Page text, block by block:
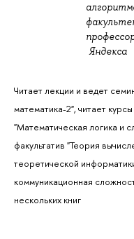
Яндекса
Читает лекции и ведет
математика-2", читает
"Математическая логика и
факультатив "Теория
теоретической
коммуникационная
нескольких книг